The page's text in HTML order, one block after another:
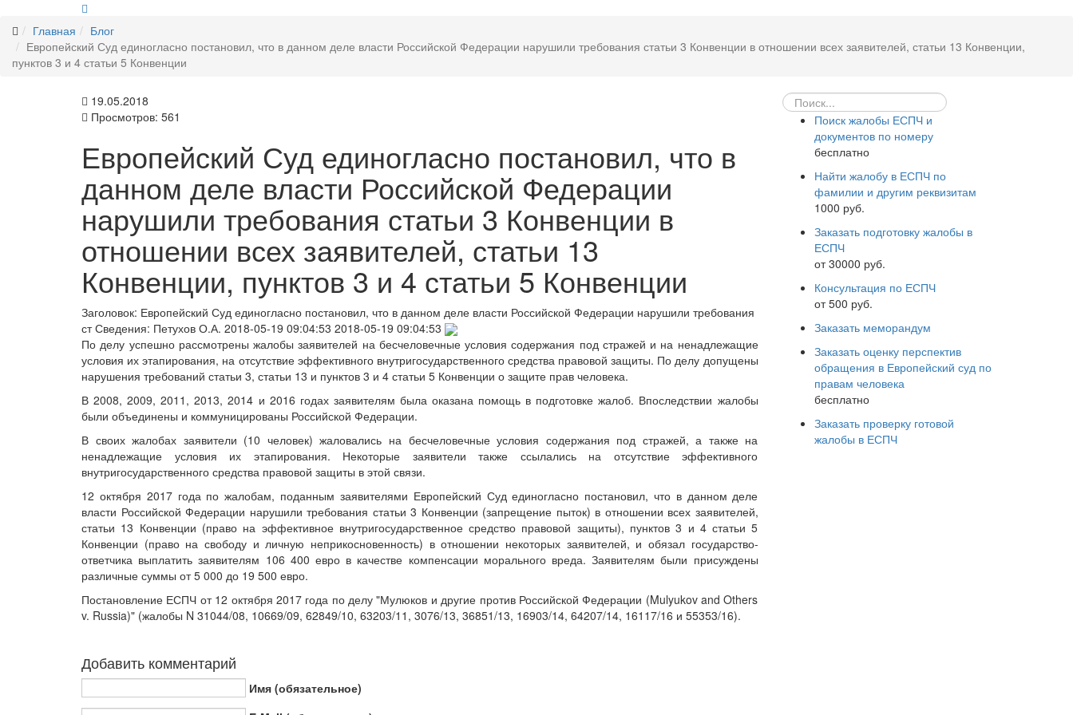
Главная
Блог
Европейский Суд единогласно постановил, что в данном деле власти Российской Федерации нарушили требования статьи 3 Конвенции в отношении всех заявителей, статьи 13 Конвенции,
пунктов 3 и 4 статьи 5 Конвенции
19.05.2018
Просмотров: 561
Европейский Суд единогласно постановил, что в
данном деле власти Российской Федерации
нарушили требования статьи 3 Конвенции в
отношении всех заявителей, статьи 13
Конвенции, пунктов 3 и 4 статьи 5 Конвенции
Заголовок: Европейский Суд единогласно постановил, что в данном деле власти Российской Федерации нарушили требования
стСведения: Петухов О.А. 2018-05-19 09:04:53 2018-05-19 09:04:53
По делу успешно рассмотрены жалобы заявителей на бесчеловечные условия содержания под стражей и на ненадлежащие
условия их этапирования, на отсутствие эффективного внутригосударственного средства правовой защиты. По делу допущены
нарушения требований статьи 3, статьи 13 и пунктов 3 и 4 статьи 5 Конвенции о защите прав человека.
В 2008, 2009, 2011, 2013, 2014 и 2016 годах заявителям была оказана помощь в подготовке жалоб. Впоследствии жалобы
были объединены и коммуницированы Российской Федерации.
В своих жалобах заявители (10 человек) жаловались на бесчеловечные условия содержания под стражей, а также на
ненадлежащие условия их этапирования. Некоторые заявители также ссылались на отсутствие эффективного
внутригосударственного средства правовой защиты в этой связи.
12 октября 2017 года по жалобам, поданным заявителями Европейский Суд единогласно постановил, что в данном деле
власти Российской Федерации нарушили требования статьи 3 Конвенции (запрещение пыток) в отношении всех заявителей,
статьи 13 Конвенции (право на эффективное внутригосударственное средство правовой защиты), пунктов 3 и 4 статьи 5
Конвенции (право на свободу и личную неприкосновенность) в отношении некоторых заявителей, и обязал государство-
ответчика выплатить заявителям 106 400 евро в качестве компенсации морального вреда. Заявителям были присуждены
различные суммы от 5 000 до 19 500 евро.
Постановление ЕСПЧ от 12 октября 2017 года по делу "Мулюков и другие против Российской Федерации (Mulyukov and Others
v. Russia)" (жалобы N 31044/08, 10669/09, 62849/10, 63203/11, 3076/13, 36851/13, 16903/14, 64207/14, 16117/16 и 55353/16).
Добавить комментарий
Имя (обязательное)
Поиск жалобы ЕСПЧ и
документов по номеру
бесплатно
Найти жалобу в ЕСПЧ по
фамилии и другим реквизитам
1000 руб.
Заказать подготовку жалобы в
ЕСПЧ
от 30000 руб.
Консультация по ЕСПЧ
от 500 руб.
Заказать меморандум
Заказать оценку перспектив
обращения в Европейский суд по
правам человека
бесплатно
Заказать проверку готовой
жалобы в ЕСПЧ